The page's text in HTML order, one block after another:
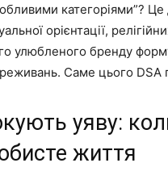
категоріями”?
орієнтації,
улюбленого бренду
Саме цього DSA
уяву:
життя